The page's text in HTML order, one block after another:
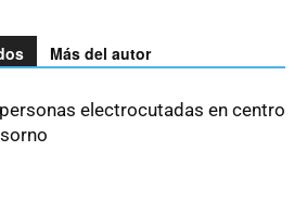
Más del autor
electrocutadas en centro